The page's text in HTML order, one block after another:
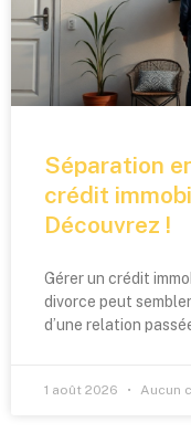
Séparation
crédit
Découvrez !
Gérer un crédit
divorce peut
d’une relation
1 août 2026 Aucun